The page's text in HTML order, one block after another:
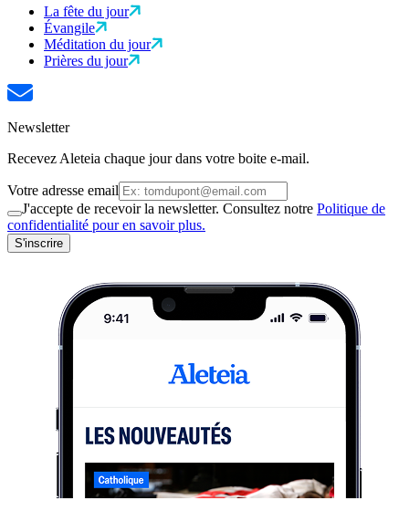
La fête du jour
Évangile
Méditation du jour
Prières du jour
Newsletter
Recevez Aleteia chaque jour dans votre boite e-mail.
Votre adresse email
J'accepte de recevoir la newsletter. Consultez notre Politique de
confidentialité pour en savoir plus.
S'inscrire